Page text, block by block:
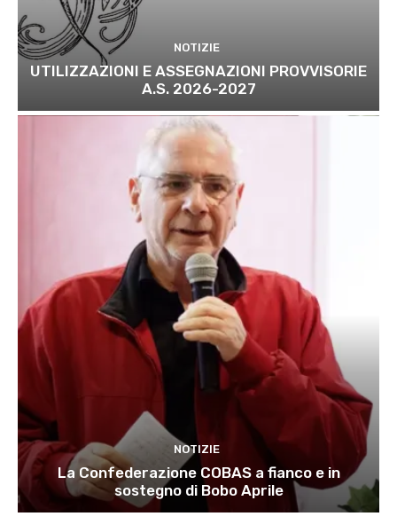
NOTIZIE
UTILIZZAZIONI E ASSEGNAZIONI PROVVISORIE
A.S. 2026-2027
NOTIZIE
La Confederazione COBAS a fianco e in
sostegno di Bobo Aprile